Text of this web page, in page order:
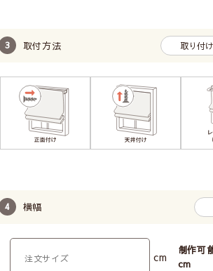
取付方法 取り付
横幅
cm
制作可
cm